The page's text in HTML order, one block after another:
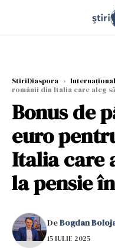
StiriDiaspora › Internațional
românii din Italia care aleg
Bonus de
euro
Italia care
la pensie
DeBogdan
15 IULIE 2025